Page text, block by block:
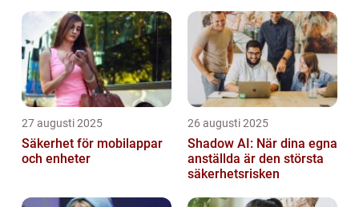
27 augusti 2025
Säkerhet för mobilappar
och enheter
26 augusti 2025
Shadow AI: När dina egna
anställda är den största
säkerhetsrisken